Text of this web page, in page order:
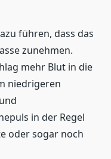
führen, dass das
zunehmen.
mehr Blut in die
niedrigeren
in der Regel
oder sogar noch